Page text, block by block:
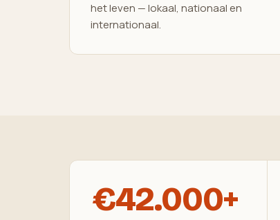
het leven — lokaal, nationaal en
internationaal.
€42.000+